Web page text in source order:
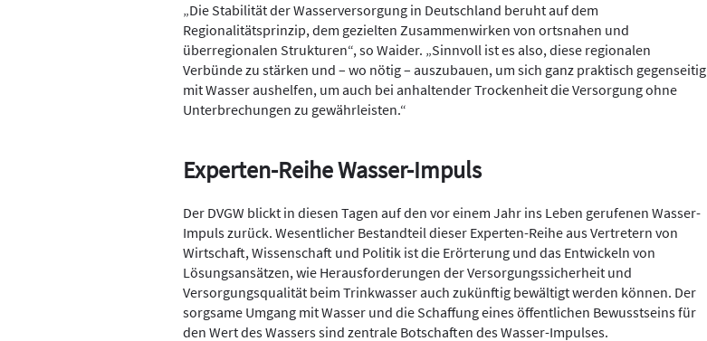
„Die Stabilität der Wasserversorgung in Deutschland beruht auf dem
Regionalitätsprinzip, dem gezielten Zusammenwirken von ortsnahen und
überregionalen Strukturen“, so Waider. „Sinnvoll ist es also, diese regionalen
Verbünde zu stärken und – wo nötig – auszubauen, um sich ganz praktisch gegenseitig
mit Wasser aushelfen, um auch bei anhaltender Trockenheit die Versorgung ohne
Unterbrechungen zu gewährleisten.“
Experten-Reihe Wasser-Impuls
Der DVGW blickt in diesen Tagen auf den vor einem Jahr ins Leben gerufenen Wasser-
Impuls zurück. Wesentlicher Bestandteil dieser Experten-Reihe aus Vertretern von
Wirtschaft, Wissenschaft und Politik ist die Erörterung und das Entwickeln von
Lösungsansätzen, wie Herausforderungen der Versorgungssicherheit und
Versorgungsqualität beim Trinkwasser auch zukünftig bewältigt werden können. Der
sorgsame Umgang mit Wasser und die Schaffung eines öffentlichen Bewusstseins für
den Wert des Wassers sind zentrale Botschaften des Wasser-Impulses.